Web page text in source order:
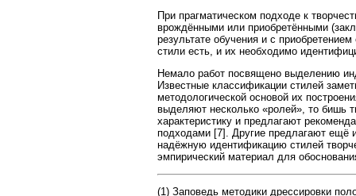
При прагматическом подходе к
врождёнными или приобретёнными
результате обучения и с
стили есть, и их необходимо
Немало работ посвящено выделению
Известные классификации стилей
методологической основой их
выделяют несколько «ролей», то бишь
характеристику и предлагают
подходами [7]. Другие предлагают ещё
надёжную идентификацию стилей
эмпирический материал для
(1) Заповедь методики дрессировки